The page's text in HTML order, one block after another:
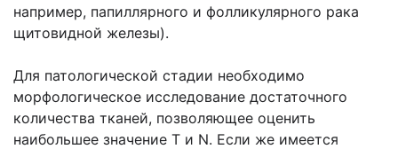
например, папиллярного и фолликулярного рака
щитовидной железы).
Для патологической стадии необходимо
морфологическое исследование достаточного
количества тканей, позволяющее оценить
наибольшее значение Т и N. Если же имеется